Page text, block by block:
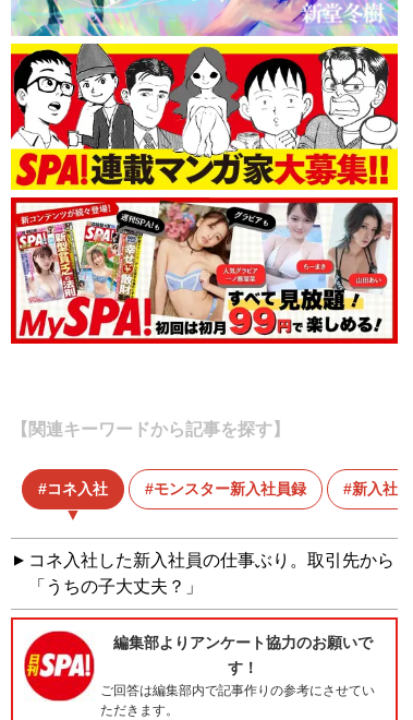
【関連キーワードから記事を探す】
コネ入社 モンスター新入社員録 新入社員
コネ入社した新入社員の仕事ぶり。取引先から
「うちの子大丈夫？」